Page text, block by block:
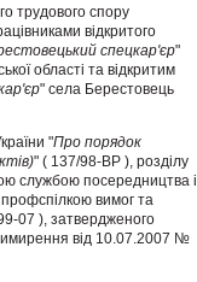
трудового спору
відкритого
спецкар'єр"
області та відкритим
" села Берестовець
"Про порядок
" ( 137/98-ВР ), розділу
службою посередництва і
вимог та
07 ), затвердженого
від 10.07.2007 №